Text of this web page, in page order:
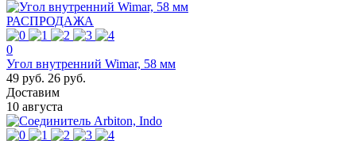
РАСПРОДАЖА
0
Угол внутренний Wimar, 58 мм
49 руб. 26 руб.
Доставим
10 августа